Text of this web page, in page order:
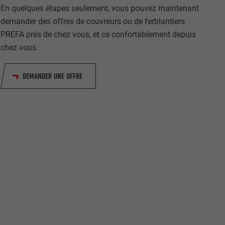
En quelques étapes seulement, vous pouvez maintenant
demander des offres de couvreurs ou de ferblantiers
PREFA près de chez vous, et ce confortablement depuis
chez vous.
DEMANDER UNE OFFRE
Ne
Suivez-